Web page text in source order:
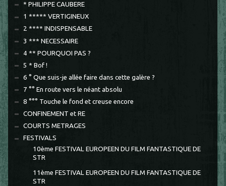
* PHILIPPE CAUBERE
1 ***** VERTIGINEUX
2 **** INDISPENSABLE
3 *** NECESSAIRE
4 ** POURQUOI PAS ?
5 * Bof !
6 ° Que suis-je allée faire dans cette galère ?
7 °° En route vers le néant absolu
8 °°° Touche le fond et creuse encore
CONFINEMENT et RE
COURTS METRAGES
FESTIVALS
10ème FESTIVAL EUROPEEN DU FILM FANTASTIQUE DE
STR
11ème FESTIVAL EUROPEEN DU FILM FANTASTIQUE DE
STR